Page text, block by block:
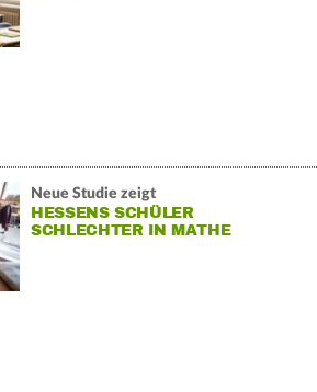
Neue Studie zeigt
HESSENS SCHÜLER
SCHLECHTER IN MATHE